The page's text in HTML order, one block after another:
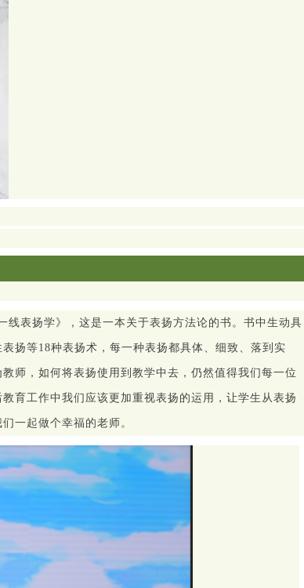
线表扬学》，这是一本关于表扬方法论的书。书中生动具
表扬等18种表扬术，每一种表扬都具体、细致、落到实
师，如何将表扬使用到教学中去，仍然值得我们每一位
育工作中我们应该更加重视表扬的运用，让学生从表扬
一起做个幸福的老师。